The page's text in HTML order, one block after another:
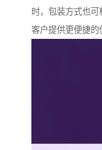
时，包装方式也
客户提供更便捷的